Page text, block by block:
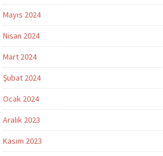
Mayıs 2024
Nisan 2024
Mart 2024
Şubat 2024
Ocak 2024
Aralık 2023
Kasım 2023